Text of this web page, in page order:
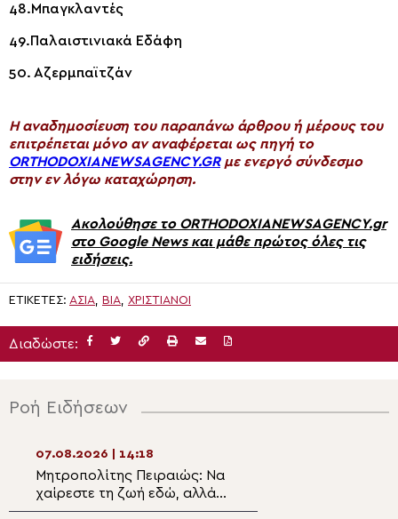
48.Μπαγκλαντές
49.Παλαιστινιακά Εδάφη
50. Αζερμπαϊτζάν
H αναδημοσίευση του παραπάνω άρθρου ή μέρους του
επιτρέπεται μόνο αν αναφέρεται ως πηγή το
ORTHODOXIANEWSAGENCY.GRμε ενεργό σύνδεσμο
στην εν λόγω καταχώρηση.
Ακολούθησε το ORTHODOXIANEWSAGENCY.gr
στο Google News και μάθε πρώτος όλες τις
ειδήσεις.
ΕΤΙΚΈΤΕΣ: ΑΣΊΑ ΒΊΑ ΧΡΙΣΤΙΑΝΟΙ
Διαδώστε:
Ροή Ειδήσεων
07.08.2026 | 14:18
Μητροπολίτης Πειραιώς: Να
χαίρεστε τη ζωή εδώ, αλλά
να έχετε τον νου σας και την